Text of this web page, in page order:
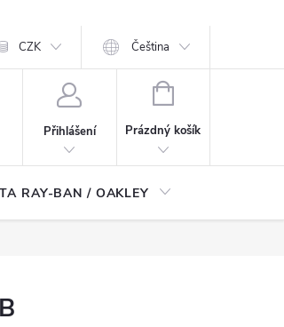
CZK Čeština
Přihlášení
NÁKUPNÍ
Prázdný košík
RAY-BAN / OAKLEY